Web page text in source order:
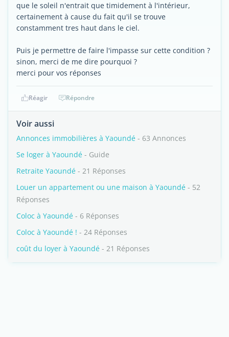
que le soleil n'entrait que timidement à l'intérieur,
certainement à cause du fait qu'il se trouve
constamment tres haut dans le ciel.
Puis je permettre de faire l'impasse sur cette condition ?
sinon, merci de me dire pourquoi ?
merci pour vos réponses
Réagir Répondre
Voir aussi
Annonces immobilières à Yaoundé - 63 Annonces
Se loger à Yaoundé - Guide
Retraite Yaoundé - 21 Réponses
Louer un appartement ou une maison à Yaoundé - 52
Réponses
Coloc à Yaoundé - 6 Réponses
Coloc à Yaoundé ! - 24 Réponses
coût du loyer à Yaoundé - 21 Réponses